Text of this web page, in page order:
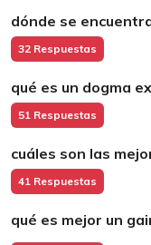
dónde se
32 Respuestas
qué es un dogma
51 Respuestas
cuáles son las
41 Respuestas
qué es mejor un